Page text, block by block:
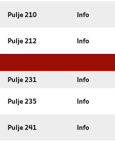
Pulje 210 Info
Pulje 212 Info
Pulje 231 Info
Pulje 235 Info
Pulje 241 Info